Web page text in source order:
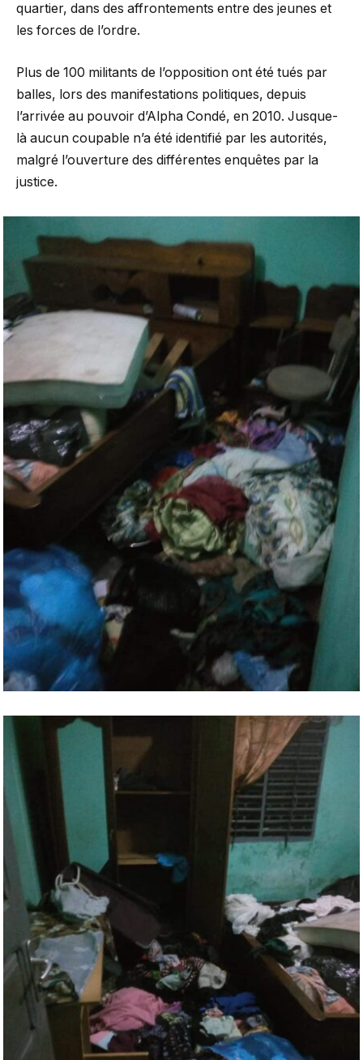
quartier, dans des affrontements entre des jeunes et
les forces de l’ordre.
Plus de 100 militants de l’opposition ont été tués par
balles, lors des manifestations politiques, depuis
l’arrivée au pouvoir d’Alpha Condé, en 2010. Jusque-
là aucun coupable n’a été identifié par les autorités,
malgré l’ouverture des différentes enquêtes par la
justice.